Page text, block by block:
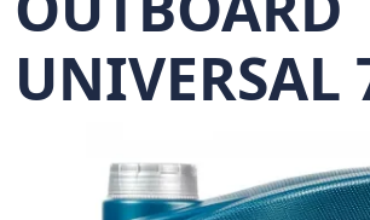
UNIVERSAL